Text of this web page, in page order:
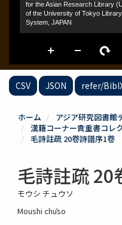
CSV JSON refer/
ホーム
アジア研究図書館
漢籍コーナー貴重書コレ
毛詩註疏 20卷詩譜序1卷
毛詩註疏 20
モウシ チュウソ
Moushi chūso